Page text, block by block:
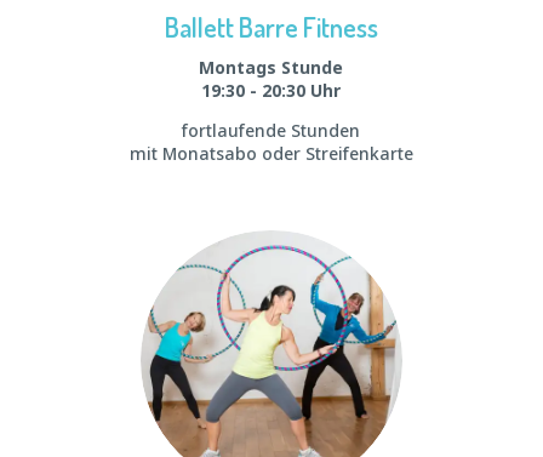
Ballett Barre Fitness
Montags Stunde
19:30 - 20:30 Uhr
fortlaufende Stunden
mit Monatsabo oder Streifenkarte